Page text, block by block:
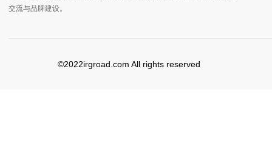
交流与品牌建设。
©2022irgroad.com All rights reserved